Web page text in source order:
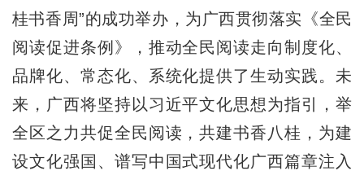
桂书香周”的成功举办，为广西贯彻落实《全民
阅读促进条例》，推动全民阅读走向制度化、
品牌化、常态化、系统化提供了生动实践。未
来，广西将坚持以习近平文化思想为指引，举
全区之力共促全民阅读，共建书香八桂，为建
设文化强国、谱写中国式现代化广西篇章注入